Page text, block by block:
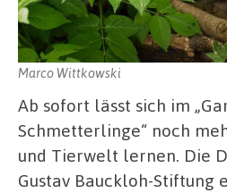
Marco Wittkowski
Ab sofort lässt sich im
Schmetterlinge“ noch
und Tierwelt lernen. Die
Gustav Bauckloh-Stiftung